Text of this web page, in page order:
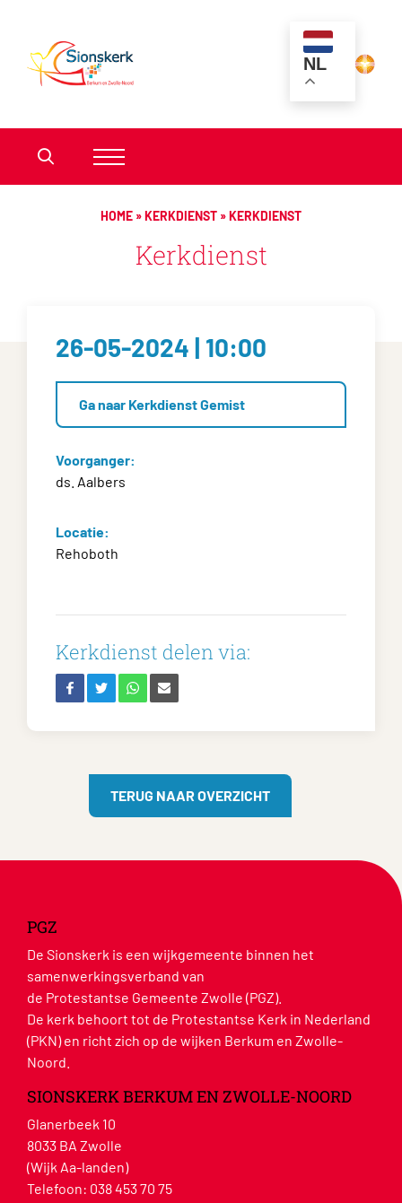
NL
HOME »KERKDIENST »KERKDIENST
Kerkdienst
26-05-2024 | 10:00
Ga naar Kerkdienst Gemist
Voorganger:
ds. Aalbers
Locatie:
Rehoboth
Kerkdienst delen via:
TERUG NAAR OVERZICHT
PGZ
De Sionskerk is een wijkgemeente binnen het
samenwerkingsverband van
de Protestantse Gemeente Zwolle (PGZ).
De kerk behoort tot de Protestantse Kerk in Nederland
(PKN) en richt zich op de wijken Berkum en Zwolle-
Noord.
SIONSKERK BERKUM EN ZWOLLE-NOORD
Glanerbeek 10
8033 BA Zwolle
(Wijk Aa-landen)
Telefoon: 038 453 70 75